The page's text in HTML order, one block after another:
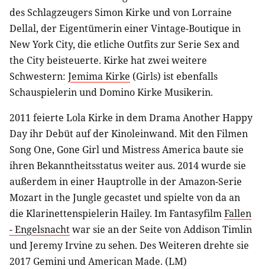
des Schlagzeugers Simon Kirke und von Lorraine
Dellal, der Eigentümerin einer Vintage-Boutique in
New York City, die etliche Outfits zur Serie Sex and
the City beisteuerte. Kirke hat zwei weitere
Schwestern: Jemima Kirke (Girls) ist ebenfalls
Schauspielerin und Domino Kirke Musikerin.
2011 feierte Lola Kirke in dem Drama Another Happy
Day ihr Debüt auf der Kinoleinwand. Mit den Filmen
Song One, Gone Girl und Mistress America baute sie
ihren Bekanntheitsstatus weiter aus. 2014 wurde sie
außerdem in einer Hauptrolle in der Amazon-Serie
Mozart in the Jungle gecastet und spielte von da an
die Klarinettenspielerin Hailey. Im FantasyfilmFallen
- Engelsnachtwar sie an der Seite von Addison Timlin
und Jeremy Irvine zu sehen. Des Weiteren drehte sie
2017 Gemini und American Made. (LM)